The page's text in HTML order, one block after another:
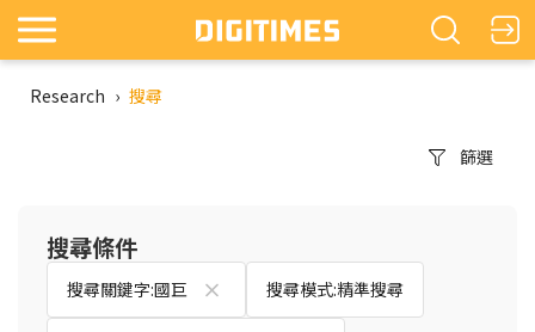
Research › 搜尋
篩選
搜尋條件
搜尋關鍵字:國巨 搜尋模式:精準搜尋